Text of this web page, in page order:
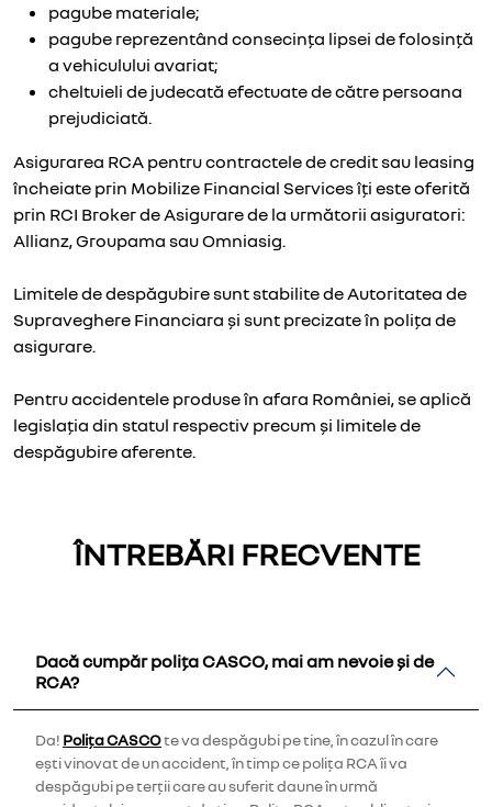
pagube materiale;
pagube reprezentând consecința lipsei de folosință
a vehiculului avariat;
cheltuieli de judecată efectuate de către persoana
prejudiciată.
Asigurarea RCA pentru contractele de credit sau leasing
încheiate prin Mobilize Financial Services îţi este oferită
prin RCI Broker de Asigurare de la următorii asiguratori:
Allianz, Groupama sau Omniasig.
Limitele de despăgubire sunt stabilite de Autoritatea de
Supraveghere Financiara și sunt precizate în polița de
asigurare.
Pentru accidentele produse în afara României, se aplică
legislația din statul respectiv precum și limitele de
despăgubire aferente.
ÎNTREBĂRI FRECVENTE
Dacă cumpăr polița CASCO, mai am nevoie și de
RCA?
Da! Polița CASCOte va despăgubi pe tine, în cazul în care
ești vinovat de un accident, în timp ce polița RCA îi va
despăgubi pe terții care au suferit daune în urmă